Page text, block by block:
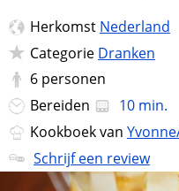
Herkomst Nederland
Categorie Dranken
6 personen
Bereiden
10 min.
Kookboek van
Schrijf een review